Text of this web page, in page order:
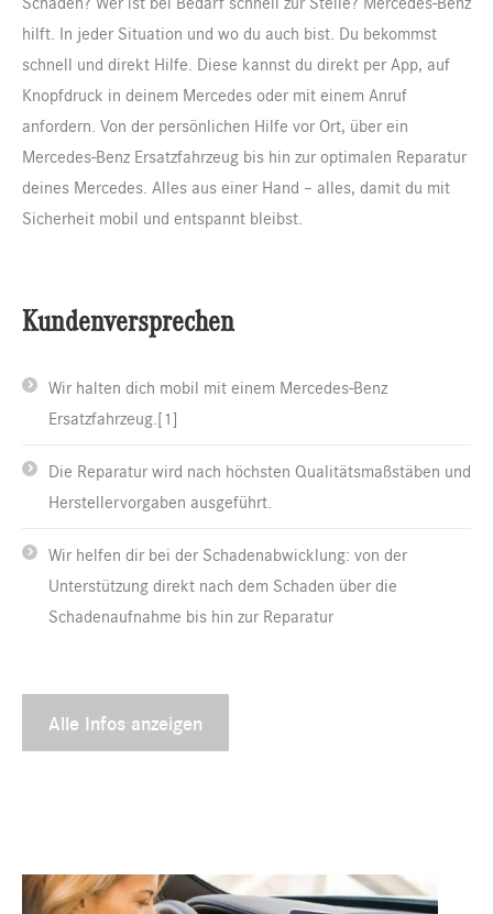
hilft. In jeder Situation und wo du auch bist. Du bekommst
schnell und direkt Hilfe. Diese kannst du direkt per App, auf
Knopfdruck in deinem Mercedes oder mit einem Anruf
anfordern. Von der persönlichen Hilfe vor Ort, über ein
Mercedes-Benz Ersatzfahrzeug bis hin zur optimalen Reparatur
deines Mercedes. Alles aus einer Hand – alles, damit du mit
Sicherheit mobil und entspannt bleibst.
Kundenversprechen
Wir halten dich mobil mit einem Mercedes-Benz
Ersatzfahrzeug.[1]
Die Reparatur wird nach höchsten Qualitätsmaßstäben und
Herstellervorgaben ausgeführt.
Wir helfen dir bei der Schadenabwicklung: von der
Unterstützung direkt nach dem Schaden über die
Schadenaufnahme bis hin zur Reparatur
Alle Infos anzeigen